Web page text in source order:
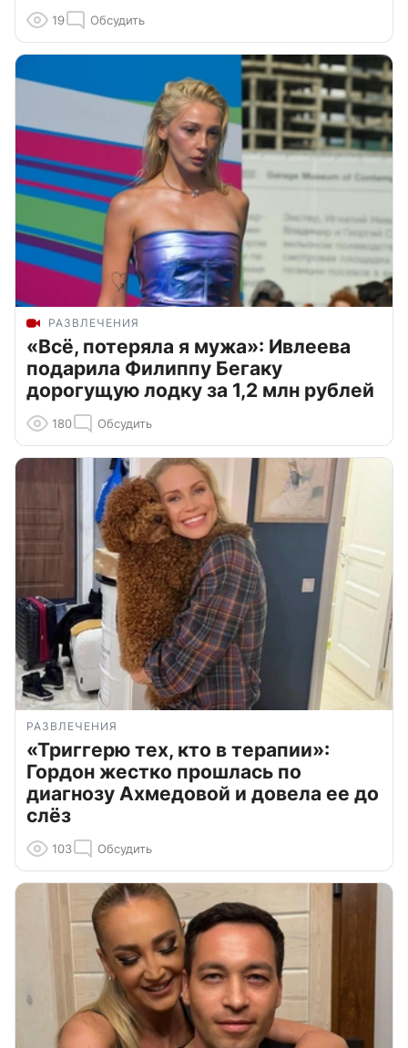
19 Обсудить
РАЗВЛЕЧЕНИЯ
«Всё, потеряла я мужа»: Ивлеева
подарила Филиппу Бегаку
дорогущую лодку за 1,2 млн рублей
180 Обсудить
РАЗВЛЕЧЕНИЯ
«Триггерю тех, кто в терапии»:
Гордон жестко прошлась по
диагнозу Ахмедовой и довела ее до
слёз
103 Обсудить